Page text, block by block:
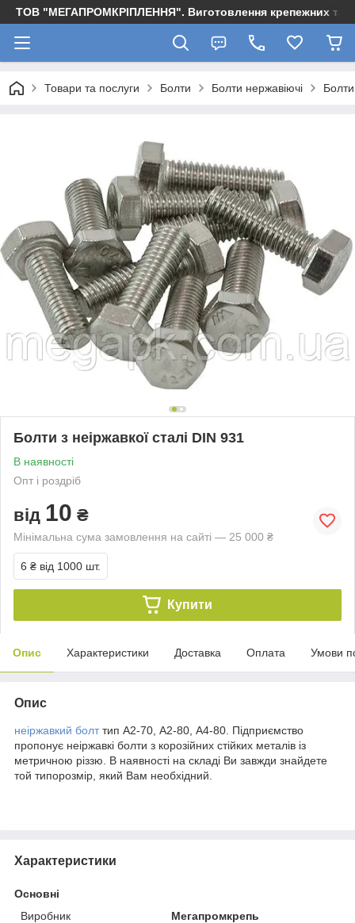
ТОВ "МЕГАПРОМКРІПЛЕННЯ". Виготовлення крепежних та
Товари та послуги Болти Болти нержавіючі
Болти з неіржавкої сталі DIN 931
В наявності
Опт і роздріб
від 10 ₴
Мінімальна сума замовлення на сайті — 25 000 ₴
6 ₴ від 1000 шт.
Купити
Опис Характеристики Доставка Оплата Умови
Опис
неіржавкий болттип А2-70, А2-80, А4-80. Підприємство
пропонує неіржавкі болти з корозійних стійких металів із
метричною різзю. В наявності на складі Ви завжди знайдете
той типорозмір, який Вам необхідний.
Характеристики
Основні
Виробник
Мегапромкрепь